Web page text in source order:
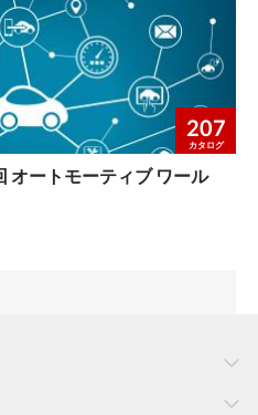
207
カタログ
オートモーティブ ワール